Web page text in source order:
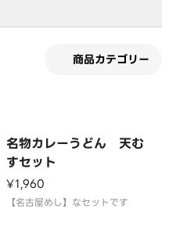
商品カテゴリー
名物カレーうどん 天む
すセット
¥1,960
【名古屋めし】なセットです